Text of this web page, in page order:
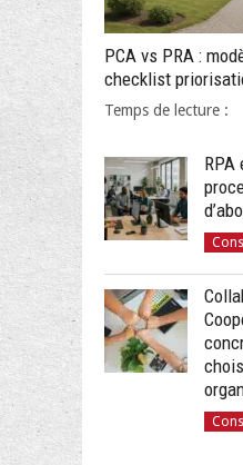
PCA vs PRA :
checklist
Temps de lecture :
RPA